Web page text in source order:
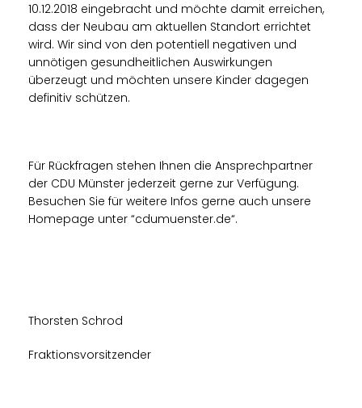
10.12.2018 eingebracht und möchte damit erreichen,
dass der Neubau am aktuellen Standort errichtet
wird. Wir sind von den potentiell negativen und
unnötigen gesundheitlichen Auswirkungen
überzeugt und möchten unsere Kinder dagegen
definitiv schützen.
Für Rückfragen stehen Ihnen die Ansprechpartner
der CDU Münster jederzeit gerne zur Verfügung.
Besuchen Sie für weitere Infos gerne auch unsere
Homepage unter “cdumuenster.de“.
Thorsten Schrod
Fraktionsvorsitzender